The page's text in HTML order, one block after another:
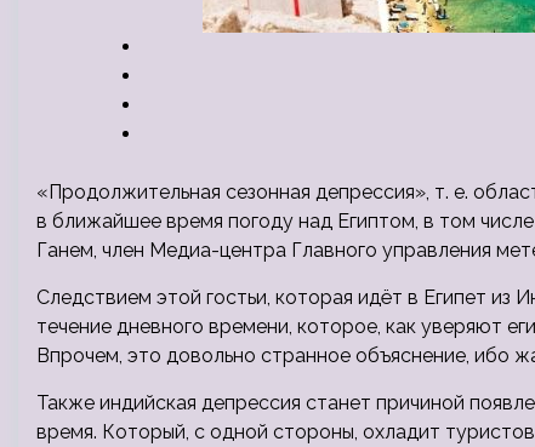
«Продолжительная сезонная депрессия», т. е.
в ближайшее время погоду над Египтом, в том
Ганем, член Медиа-центра Главного управления
Следствием этой гостьи, которая идёт в Египет из
течение дневного времени, которое, как уверяют
Впрочем, это довольно странное объяснение, ибо
Также индийская депрессия станет причиной
время. Который, с одной стороны, охладит